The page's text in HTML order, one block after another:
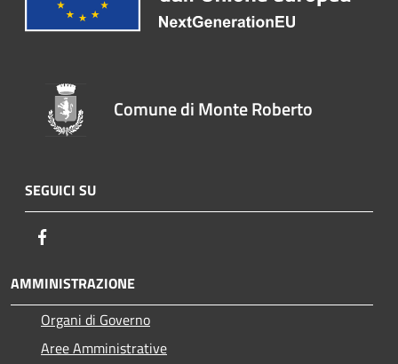
Comune di Monte Roberto
SEGUICI SU
AMMINISTRAZIONE
Organi di Governo
Aree Amministrative